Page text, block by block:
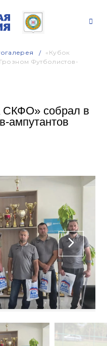
«Кубок
Футболистов-
СКФО» собрал в
ампутантов